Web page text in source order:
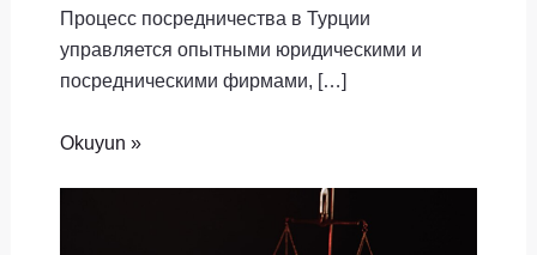
Процесс посредничества в Турции
управляется опытными юридическими и
посредническими фирмами, […]
Okuyun »